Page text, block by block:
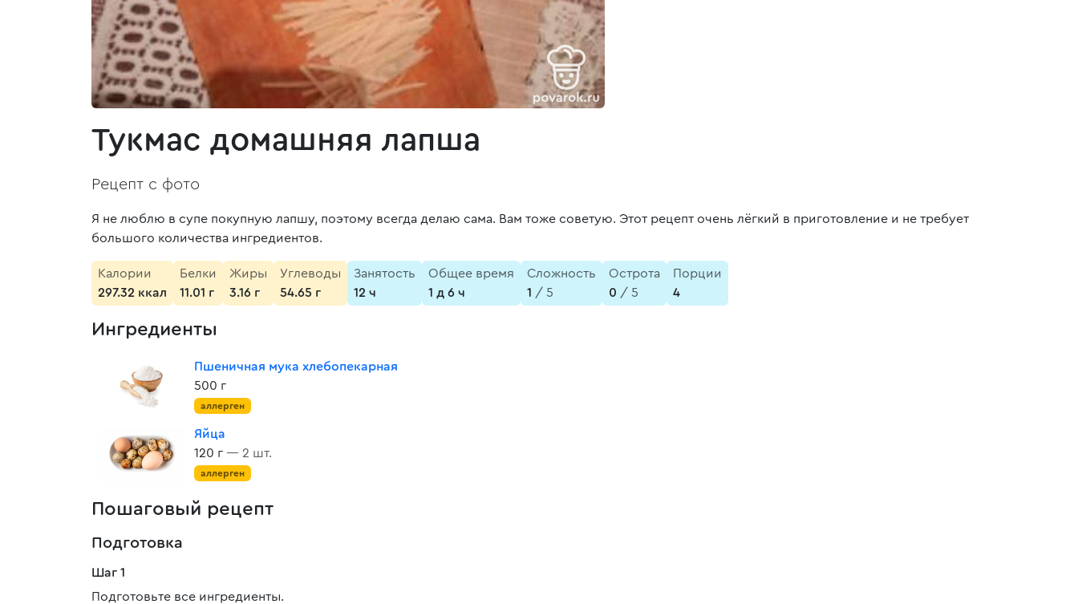
Тукмас домашняя лапша
Рецепт с фото
Я не люблю в супе покупную лапшу, поэтому всегда делаю сама. Вам тоже советую. Этот рецепт очень лёгкий в приготовление и не требует
большого количества ингредиентов.
Калории
297.32 ккал
Белки
11.01 г
Жиры
3.16 г
Углеводы
54.65 г
Занятость
12 ч
Общее время
1 д 6 ч
Сложность
1 / 5
Острота
0 / 5
Порции
4
Ингредиенты
Пшеничная мука хлебопекарная
500 г
аллерген
Яйца
120 г — 2 шт.
аллерген
Пошаговый рецепт
Подготовка
Шаг 1
Подготовьте все ингредиенты.